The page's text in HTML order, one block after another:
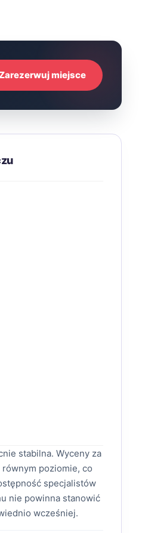
miejsce
stabilna. Wyceny za
poziomie, co
specjalistów
nie powinna stanowić
wcześniej.